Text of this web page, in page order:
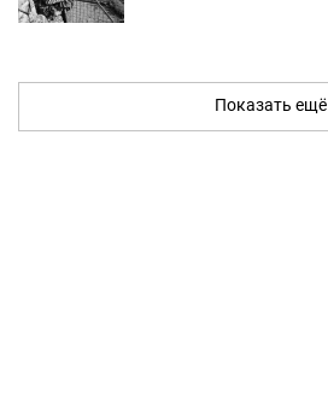
Показать ещё